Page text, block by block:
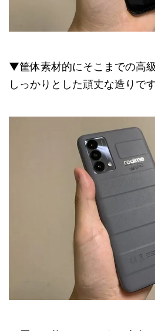
▼筐体素材的にそこまでの高
しっかりとした頑丈な造りです